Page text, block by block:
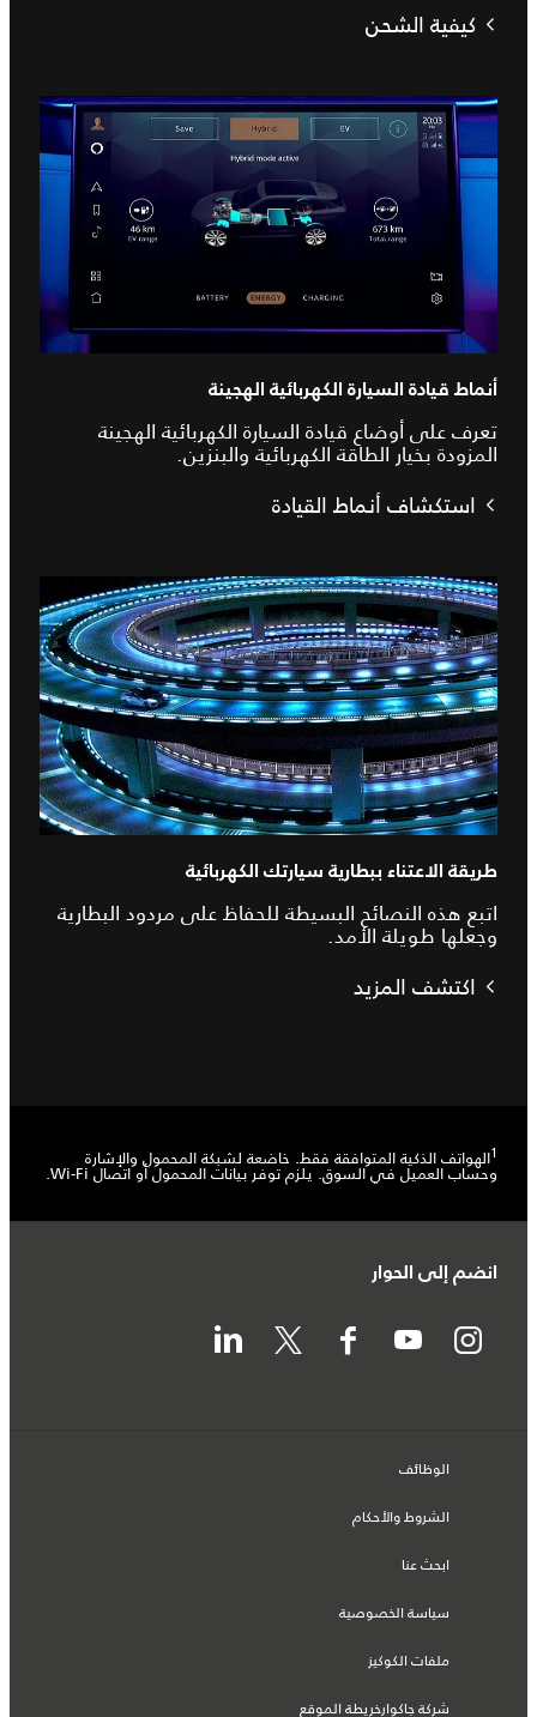
كيفية الشحن
أنماط قيادة السيارة الكهربائية الهجينة
تعرف على أوضاع قيادة السيارة الكهربائية الهجينة
المزودة بخيار الطاقة الكهربائية والبنزين.
استكشاف أنماط القيادة
طريقة الاعتناء ببطارية سيارتك الكهربائية
اتبع هذه النصائح البسيطة للحفاظ على مردود البطارية
وجعلها طويلة الأمد.
اكتشف المزيد
1الهواتف الذكية المتوافقة فقط. خاضعة لشبكة المحمول والإشارة
وحساب العميل في السوق. يلزم توفر بيانات المحمول أو اتصال Wi-Fi.
انضم إلى الحوار
الوظائف
الشروط والأحكام
ابحث عنا
سياسة الخصوصية
ملفات الكوكيز
شركة جاكوارخريطة الموقع